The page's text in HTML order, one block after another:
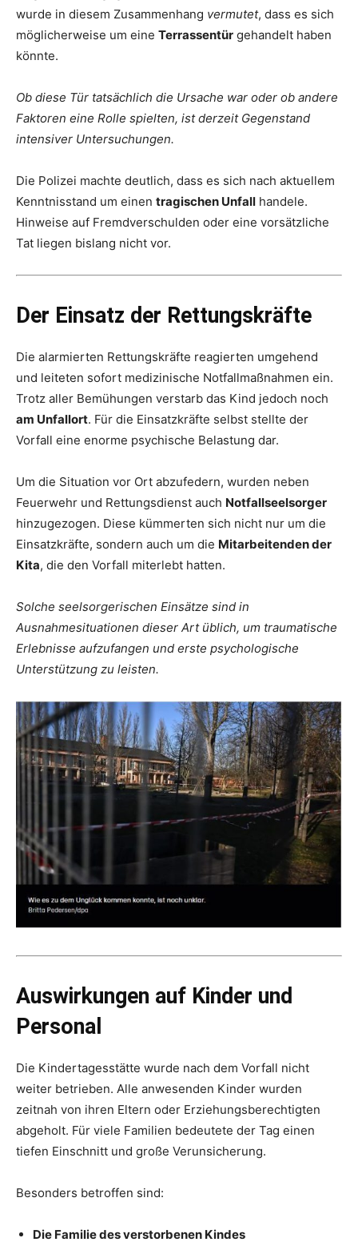
wurde in diesem Zusammenhang vermutet, dass es sich
möglicherweise um eine Terrassentür gehandelt haben
könnte.
Ob diese Tür tatsächlich die Ursache war oder ob andere
Faktoren eine Rolle spielten, ist derzeit Gegenstand
intensiver Untersuchungen.
Die Polizei machte deutlich, dass es sich nach aktuellem
Kenntnisstand um einen tragischen Unfall handele.
Hinweise auf Fremdverschulden oder eine vorsätzliche
Tat liegen bislang nicht vor.
Der Einsatz der Rettungskräfte
Die alarmierten Rettungskräfte reagierten umgehend
und leiteten sofort medizinische Notfallmaßnahmen ein.
Trotz aller Bemühungen verstarb das Kind jedoch noch
am Unfallort. Für die Einsatzkräfte selbst stellte der
Vorfall eine enorme psychische Belastung dar.
Um die Situation vor Ort abzufedern, wurden neben
Feuerwehr und Rettungsdienst auch Notfallseelsorger
hinzugezogen. Diese kümmerten sich nicht nur um die
Einsatzkräfte, sondern auch um die Mitarbeitenden der
Kita, die den Vorfall miterlebt hatten.
Solche seelsorgerischen Einsätze sind in
Ausnahmesituationen dieser Art üblich, um traumatische
Erlebnisse aufzufangen und erste psychologische
Unterstützung zu leisten.
Auswirkungen auf Kinder und
Personal
Die Kindertagesstätte wurde nach dem Vorfall nicht
weiter betrieben. Alle anwesenden Kinder wurden
zeitnah von ihren Eltern oder Erziehungsberechtigten
abgeholt. Für viele Familien bedeutete der Tag einen
tiefen Einschnitt und große Verunsicherung.
Besonders betroffen sind:
Die Familie des verstorbenen Kindes